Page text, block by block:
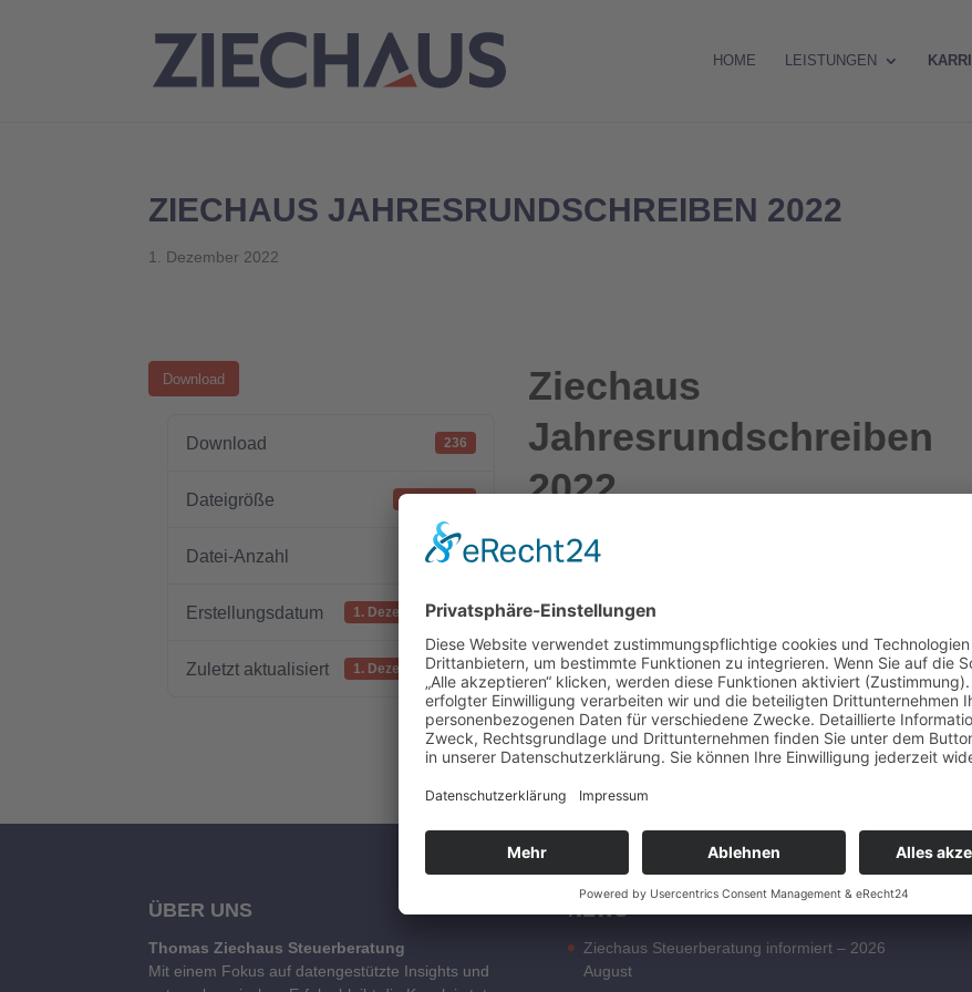
HOME LEISTUNGEN
ZIECHAUS JAHRESRUNDSCHREIBEN 2022
1. Dezember 2022
Download
Download 236
Dateigröße 437.87 KB
Datei-Anzahl 1
Erstellungsdatum 1. Dezember 2022
Zuletzt aktualisiert 1. Dezember 2022
Ziechaus
Jahresrundschreiben
2022
ÜBER UNS
Thomas Ziechaus Steuerberatung
Mit einem Fokus auf datengestützte Insights und
NEWS
Ziechaus Steuerberatung informiert – 2026
August